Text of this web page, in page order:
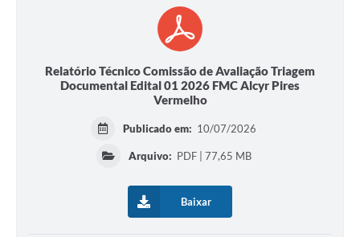
Relatório Técnico Comissão de Avaliação Triagem
Documental Edital 01 2026 FMC Alcyr Pires
Vermelho
Publicado em: 10/07/2026
Arquivo: PDF | 77,65 MB
Baixar